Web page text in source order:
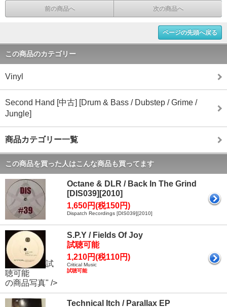
前の商品へ 次の商品へ
ページの先頭へ戻る
この商品のカテゴリー
Vinyl
Second Hand [中古] [Drum & Bass / Dubstep / Grime /
Jungle]
商品カテゴリー一覧
この商品を買った人はこんな商品も買ってます
Octane & DLR / Back In The Grind
[DIS039][2010]
1,650円(税150円)
Dispatch Recordings [DIS039][2010]
試
聴可能
の商品写真" />
S.P.Y / Fields Of Joy
試聴可能
1,210円(税110円)
Critical Music
試聴可能
Technical Itch / Parallax EP